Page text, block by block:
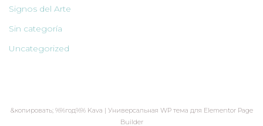
Signos del Arte
Sin categoría
Uncategorized
&копировать; %%год%% Kava | Универсальная WP тема для Elementor Page
Builder